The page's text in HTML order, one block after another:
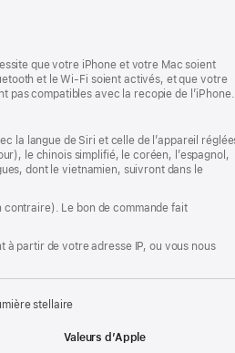
que votre iPhone et votre Mac soient
et le Wi-Fi soient activés, et que votre
pas compatibles avec la recopie de l’iPhone.
la langue de Siri et celle de l’appareil
le chinois simplifié, le coréen, l’espagnol,
dont le vietnamien, suivront dans le
contraire). Le bon de commande fait
partir de votre adresse IP, ou vous nous
stellaire
Valeurs d’Apple